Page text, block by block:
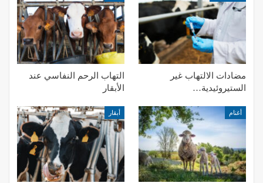
مضادات الالتهاب غير
الستيروئيدية…
التهاب الرحم النفاسي عند
الأبقار
أغنام أبقار